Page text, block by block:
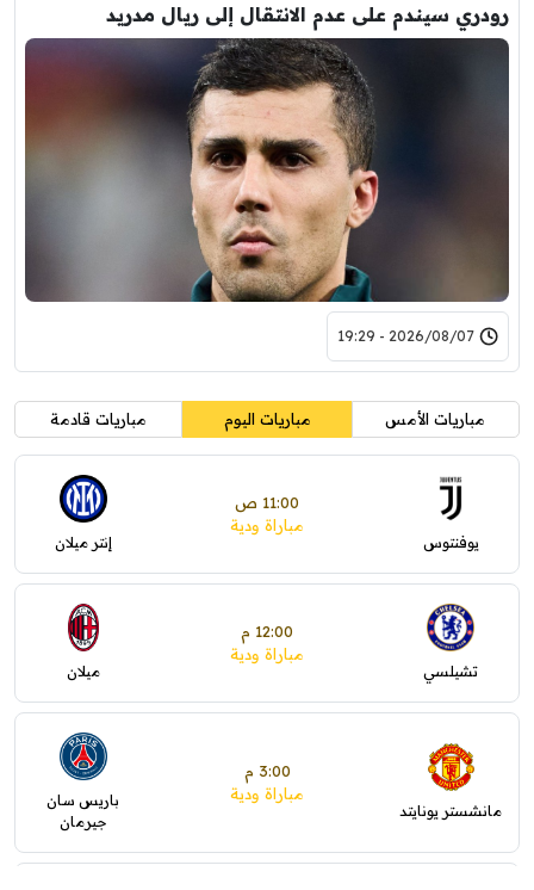
رودري سيندم على عدم الانتقال إلى ريال مدريد
2026/08/07 - 19:29
مباريات الأمس مباريات اليوم مباريات قادمة
يوفنتوس
11:00 ص
مباراة ودية
إنتر ميلان
تشيلسي
12:00 م
مباراة ودية
ميلان
مانشستر يونايتد
3:00 م
مباراة ودية
باريس سان
جيرمان